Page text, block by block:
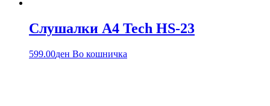
Слушалки A4 Tech HS-23
599.00ден Во кошничка